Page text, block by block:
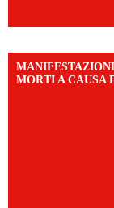
MORTI A CAUSA